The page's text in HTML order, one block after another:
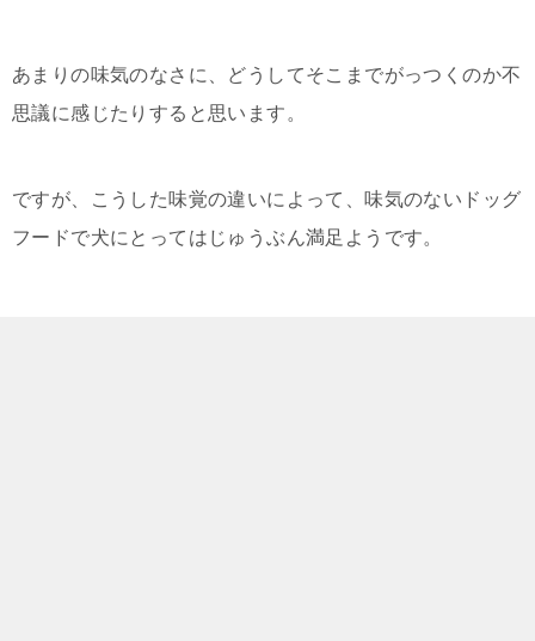
あまりの味気のなさに、どうしてそこまでがっつくのか不
思議に感じたりすると思います。
ですが、こうした味覚の違いによって、味気のないドッグ
フードで犬にとってはじゅうぶん満足ようです。